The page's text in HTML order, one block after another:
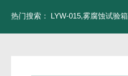
热门搜索： LYW-015,雾腐蚀试验箱